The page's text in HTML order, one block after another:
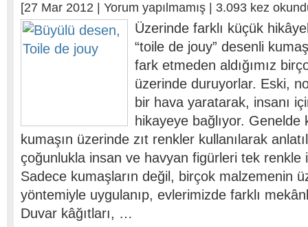
[27 Mar 2012 | Yorum yapılmamış | 3.093 kez
Üzerinde farklı küçük
“toile de jouy” desenli
fark etmeden aldığımız
üzerinde duruyorlar. Eski,
bir hava yaratarak, insanı
hikayeye bağlıyor. Genelde
kumaşın üzerinde zıt renkler kullanılarak
çoğunlukla insan ve havyan figürleri tek renkle
Sadece kumaşların değil, birçok malzemenin
yöntemiyle uygulanıp, evlerimizde farklı
Duvar kâğıtları, …